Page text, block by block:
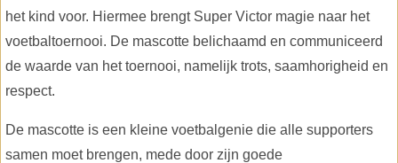
het kind voor. Hiermee brengt Super Victor magie naar het
voetbaltoernooi. De mascotte belichaamd en communiceerd
de waarde van het toernooi, namelijk trots, saamhorigheid en
respect.
De mascotte is een kleine voetbalgenie die alle supporters
samen moet brengen, mede door zijn goede